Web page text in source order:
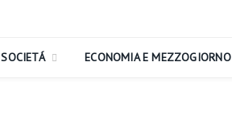
ECONOMIA E MEZZOGIORNO